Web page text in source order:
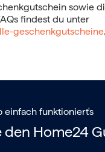
sowie
findest du unter
geschenkgutscheine.
einfach funktioniert's
den Home24